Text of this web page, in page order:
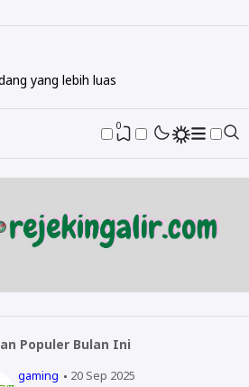
yang lebih luas
0
Populer Bulan Ini
gaming 20 Sep 2025